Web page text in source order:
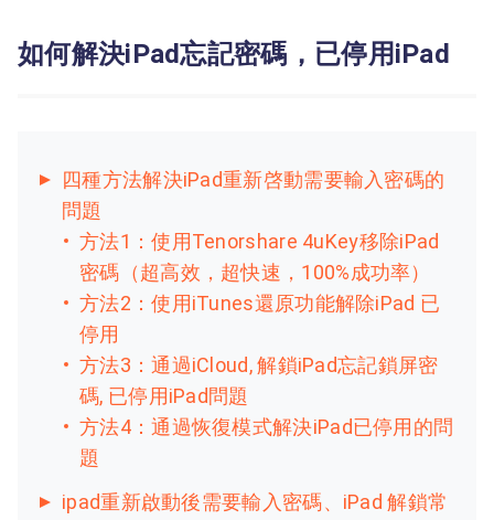
如何解決iPad忘記密碼，已停用iPad
四種方法解決iPad重新啓動需要輸入密碼的
問題
方法1：使用Tenorshare 4uKey移除iPad
密碼（超高效，超快速，100%成功率）
方法2：使用iTunes還原功能解除iPad 已
停用
方法3：通過iCloud, 解鎖iPad忘記鎖屏密
碼, 已停用iPad問題
方法4：通過恢復模式解決iPad已停用的問
題
ipad重新啟動後需要輸入密碼、iPad 解鎖常